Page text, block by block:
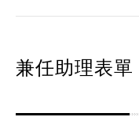
兼任助理表單